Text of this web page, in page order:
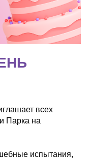
всех
Парка на
испытания,